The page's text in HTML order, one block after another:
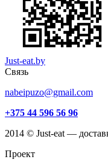
Just-eat.by
Связь
nabeipuzo@gmail.com
+375 44 596 56 96
2014 © Just-eat —
Проект